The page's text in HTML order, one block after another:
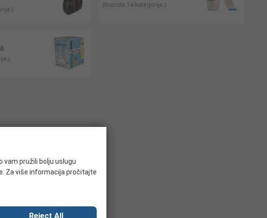
)
(Kupujte 14 kategorije.)
)
vam pružili bolju uslugu
Za više informacija pročitajte
Reject All